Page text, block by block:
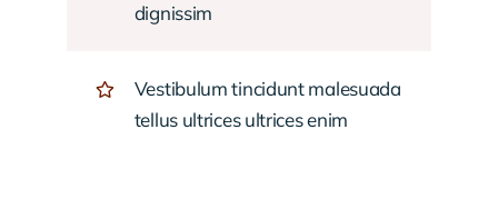
dignissim
Vestibulum tincidunt malesuada
tellus ultrices ultrices enim